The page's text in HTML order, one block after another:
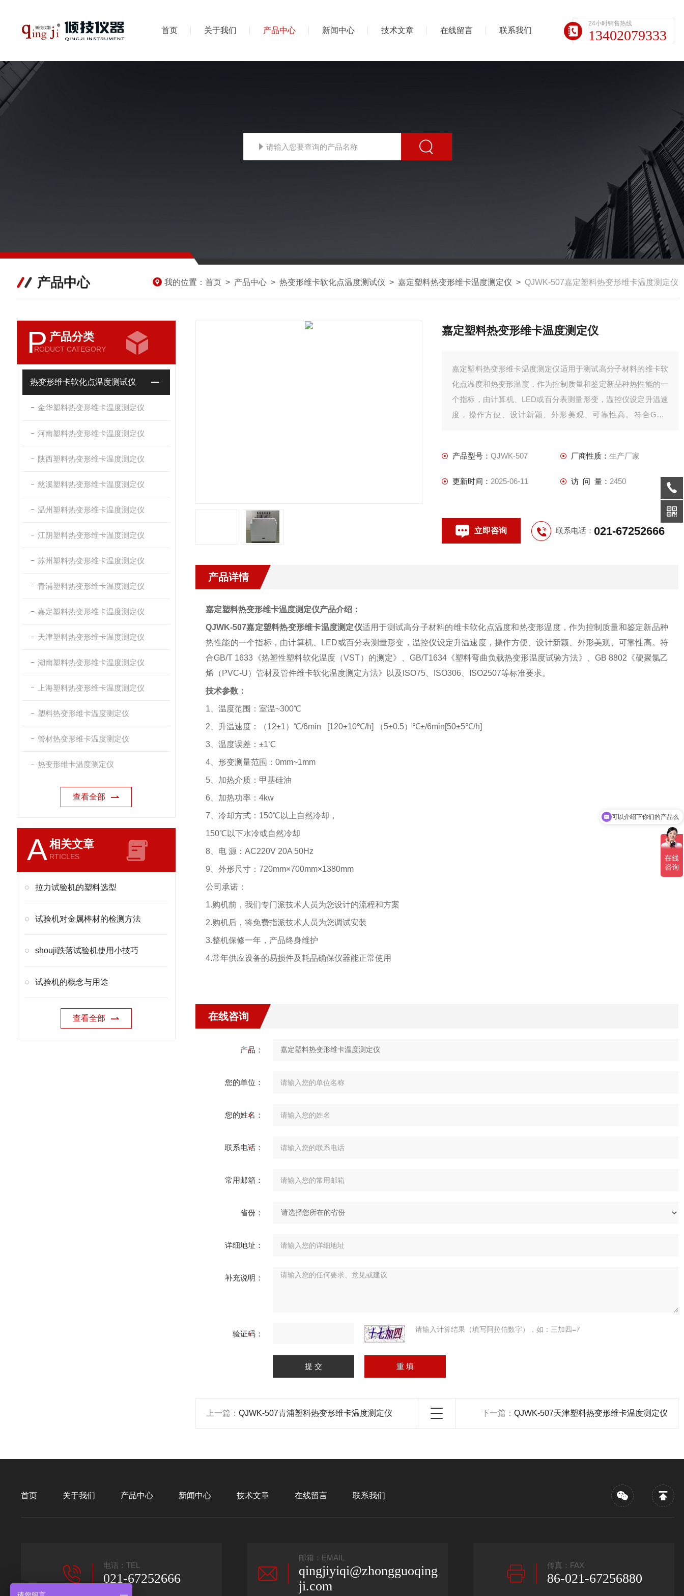
首页 关于我们 产品中心 新闻中心 技术文章 在线留言 联系我们
24小时销售热线
13402079333
可以介绍下你们的产品么
产品中心 我的位置： 首页 > 产品中心 > 热变形维卡软化点温度测试仪 > 嘉定塑料热变形维卡温度测定仪 > QJWK-507嘉定塑料热变形维卡温度测定仪
P 产品分类
RODUCT CATEGORY
热变形维卡软化点温度测试仪
金华塑料热变形维卡温度测定仪
河南塑料热变形维卡温度测定仪
陕西塑料热变形维卡温度测定仪
慈溪塑料热变形维卡温度测定仪
温州塑料热变形维卡温度测定仪
江阴塑料热变形维卡温度测定仪
苏州塑料热变形维卡温度测定仪
青浦塑料热变形维卡温度测定仪
嘉定塑料热变形维卡温度测定仪
天津塑料热变形维卡温度测定仪
湖南塑料热变形维卡温度测定仪
上海塑料热变形维卡温度测定仪
塑料热变形维卡温度测定仪
管材热变形维卡温度测定仪
热变形维卡温度测定仪
查看全部
A相关文章
RTICLES
拉力试验机的塑料选型
试验机对金属棒材的检测方法
shouji跌落试验机使用小技巧
试验机的概念与用途
查看全部
嘉定塑料热变形维卡温度测定仪
嘉定塑料热变形维卡温度测定仪适用于测试高分子材料的维卡软
化点温度和热变形温度，作为控制质量和鉴定新品种热性能的一
个指标，由计算机、LED或百分表测量形变，温控仪设定升温速
度，操作方便、设计新颖、外形美观、可靠性高。符合GB/T
（PVC-U）管材及管件维卡软化温度测定方法》
产品型号： QJWK-507 厂商性质： 生产厂家
更新时间： 2025-06-11 访 问 量： 2450
立即咨询 联系电话： 021-67252666
产品详情
嘉定塑料热变形维卡温度测定仪产品介绍：
QJWK-507嘉定塑料热变形维卡温度测定仪适用于测试高分子材料的维卡软化点温度和热变形温度，作为控制质量和鉴定新品种
热性能的一个指标，由计算机、
LED或百分表测量形变，温控仪设定升温速度，操作方便、设计新颖、外形美观、可靠性高。符
合GB/T 1633 《热塑性塑料软化温度（VST）的测定》、 GB/T1634《塑料弯曲负载热变形温度试验方法》、 GB 8802 《硬聚氯乙
烯（ PVC-U）管材及管件维卡软化温度测定方法》以及 ISO75 ISO306 ISO2507等标准要求。
技术参数：
1 、温度范围：室温~300℃
2 、升温速度：（12±1） ℃/6min [120±10℃/h] （5±0.5） ℃±/6min[50±5℃/h]
3 、温度误差： ±1℃
4 、形变测量范围： 0mm~1mm
5 、加热介质：甲基硅油
6 、加热功率： 4kw
7 、冷却方式： 150℃ 以上自然冷却，
150℃ 以下水冷或自然冷却
8 、电 源： AC220V 20A 50Hz
9 、外形尺寸： 720mm×700mm×1380mm
公司承诺：
1.购机前，我们专门派技术人员为您设计的流程和方案
2.购机后，将免费指派技术人员为您调试安装
3.整机保修一年，产品终身维护
4.常年供应设备的易损件及耗品确保仪器能正常使用
在线咨询
产品：
您的单位：
您的姓名：
联系电话：
常用邮箱：
省份：
详细地址：
补充说明：
验证码： 请输入计算结果（填写阿拉伯数字），如：三加四=7
上一篇： QJWK-507青浦塑料热变形维卡温度测定仪 下一篇： QJWK-507天津塑料热变形维卡温度测定仪
首页 关于我们 产品中心 新闻中心 技术文章 在线留言 联系我们
电话：TEL
021-67252666
邮箱：EMAIL
qingjiyiqi@zhongguoqing
ji.com
传真：FAX
86-021-67256880